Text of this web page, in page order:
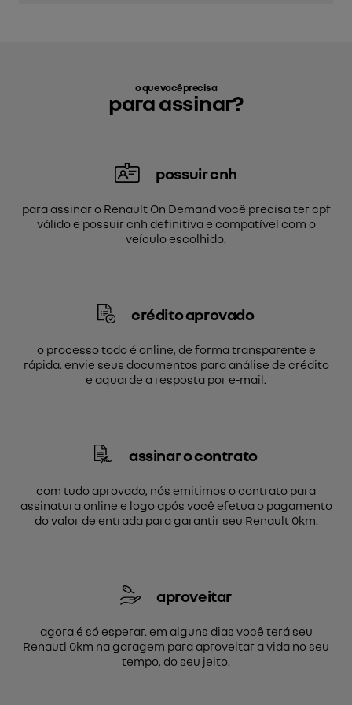
o que você precisa
para assinar?
possuir cnh
para assinar o Renault On Demand você precisa ter cpf
válido e possuir cnh definitiva e compatível com o
veículo escolhido.
crédito aprovado
o processo todo é online, de forma transparente e
rápida. envie seus documentos para análise de crédito
e aguarde a resposta por e-mail.
assinar o contrato
com tudo aprovado, nós emitimos o contrato para
assinatura online e logo após você efetua o pagamento
do valor de entrada para garantir seu Renault 0km.
aproveitar
agora é só esperar. em alguns dias você terá seu
Renautl 0km na garagem para aproveitar a vida no seu
tempo, do seu jeito.